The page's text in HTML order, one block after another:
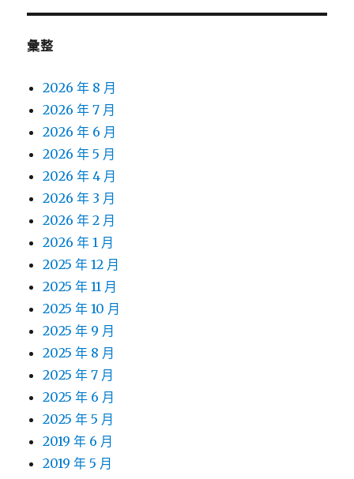
彙整
2026 年 8 月
2026 年 7 月
2026 年 6 月
2026 年 5 月
2026 年 4 月
2026 年 3 月
2026 年 2 月
2026 年 1 月
2025 年 12 月
2025 年 11 月
2025 年 10 月
2025 年 9 月
2025 年 8 月
2025 年 7 月
2025 年 6 月
2025 年 5 月
2019 年 6 月
2019 年 5 月